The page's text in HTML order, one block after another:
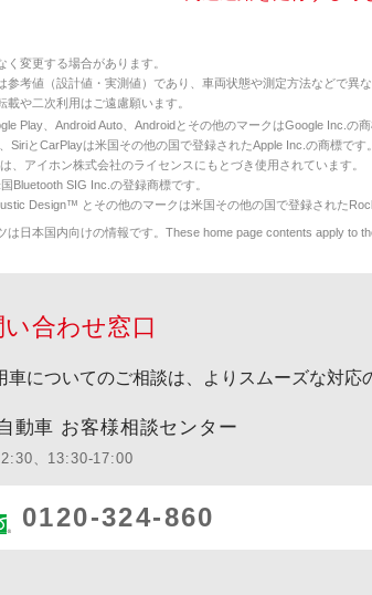
く変更する場合があります。
参考値（設計値・実測値）であり、車両状態や測定方法などで異な
載や二次利用はご遠慮願います。
Play、Android Auto、Androidとその他のマークはGoogle Inc.の商
SiriとCarPlayは米国その他の国で登録されたApple Inc.の商標です。
、アイホン株式会社のライセンスにもとづき使用されています。
Bluetooth SIG Inc.の登録商標です。
Design™ とその他のマークは米国その他の国で登録された
は日本国内向けの情報です。These home page contents apply to
い合わせ窓口
車についてのご相談は、よりスムーズな対応
動車 お客様相談センター
、13:30-17:00
0120-324-860